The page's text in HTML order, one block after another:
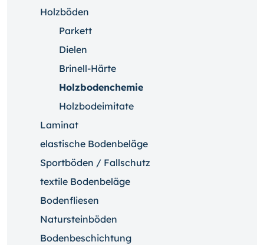
Holzböden
Parkett
Dielen
Brinell-Härte
Holzbodenchemie
Holzbodeimitate
Laminat
elastische Bodenbeläge
Sportböden / Fallschutz
textile Bodenbeläge
Bodenfliesen
Natursteinböden
Bodenbeschichtung